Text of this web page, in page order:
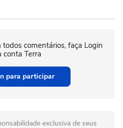
comentários, faça Login
conta Terra
para participar
exclusiva de seus